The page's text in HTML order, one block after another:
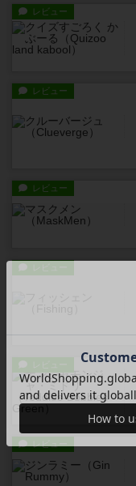
レビュー
レビュー
レビュー